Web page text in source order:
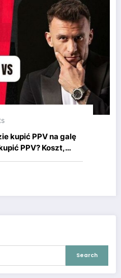
kupić PPV na galę
PPV? Koszt,
Search